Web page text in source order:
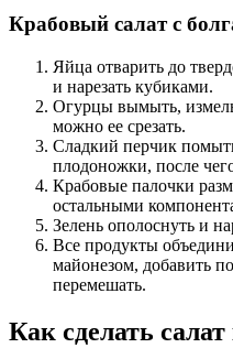
Крабовый салат с
Яйца отварить до
и нарезать кубиками.
Огурцы вымыть,
можно ее срезать.
Сладкий перчик
плодоножки, после
Крабовые палочки
остальными
Зелень ополоснуть и
Все продукты
майонезом, добавить
перемешать.
Как сделать